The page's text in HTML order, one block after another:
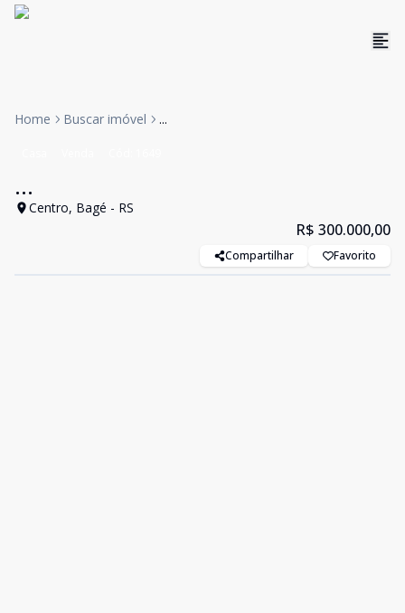
Home Buscar imóvel ...
...
Centro, Bagé - RS
R$ 300.000,00
Compartilhar Favorito